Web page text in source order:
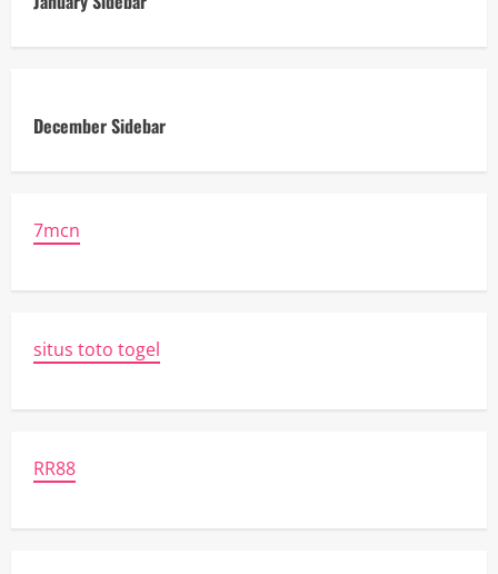
December Sidebar
7mcn
situs toto togel
RR88